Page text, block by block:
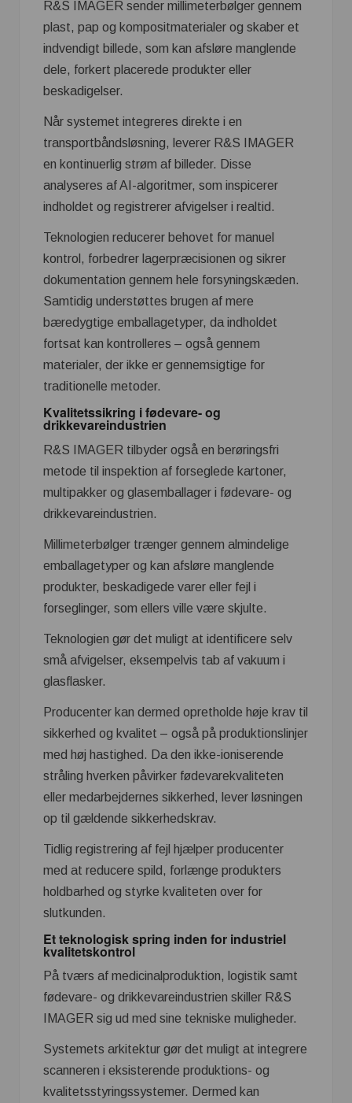
R&S IMAGER sender millimeterbølger gennem
plast, pap og kompositmaterialer og skaber et
indvendigt billede, som kan afsløre manglende
dele, forkert placerede produkter eller
beskadigelser.
Når systemet integreres direkte i en
transportbåndsløsning, leverer R&S IMAGER
en kontinuerlig strøm af billeder. Disse
analyseres af AI-algoritmer, som inspicerer
indholdet og registrerer afvigelser i realtid.
Teknologien reducerer behovet for manuel
kontrol, forbedrer lagerpræcisionen og sikrer
dokumentation gennem hele forsyningskæden.
Samtidig understøttes brugen af mere
bæredygtige emballagetyper, da indholdet
fortsat kan kontrolleres – også gennem
materialer, der ikke er gennemsigtige for
traditionelle metoder.
Kvalitetssikring i fødevare- og
drikkevareindustrien
R&S IMAGER tilbyder også en berøringsfri
metode til inspektion af forseglede kartoner,
multipakker og glasemballager i fødevare- og
drikkevareindustrien.
Millimeterbølger trænger gennem almindelige
emballagetyper og kan afsløre manglende
produkter, beskadigede varer eller fejl i
forseglinger, som ellers ville være skjulte.
Teknologien gør det muligt at identificere selv
små afvigelser, eksempelvis tab af vakuum i
glasflasker.
Producenter kan dermed opretholde høje krav til
sikkerhed og kvalitet – også på produktionslinjer
med høj hastighed. Da den ikke-ioniserende
stråling hverken påvirker fødevarekvaliteten
eller medarbejdernes sikkerhed, lever løsningen
op til gældende sikkerhedskrav.
Tidlig registrering af fejl hjælper producenter
med at reducere spild, forlænge produkters
holdbarhed og styrke kvaliteten over for
slutkunden.
Et teknologisk spring inden for industriel
kvalitetskontrol
På tværs af medicinalproduktion, logistik samt
fødevare- og drikkevareindustrien skiller R&S
IMAGER sig ud med sine tekniske muligheder.
Systemets arkitektur gør det muligt at integrere
scanneren i eksisterende produktions- og
kvalitetsstyringssystemer. Dermed kan